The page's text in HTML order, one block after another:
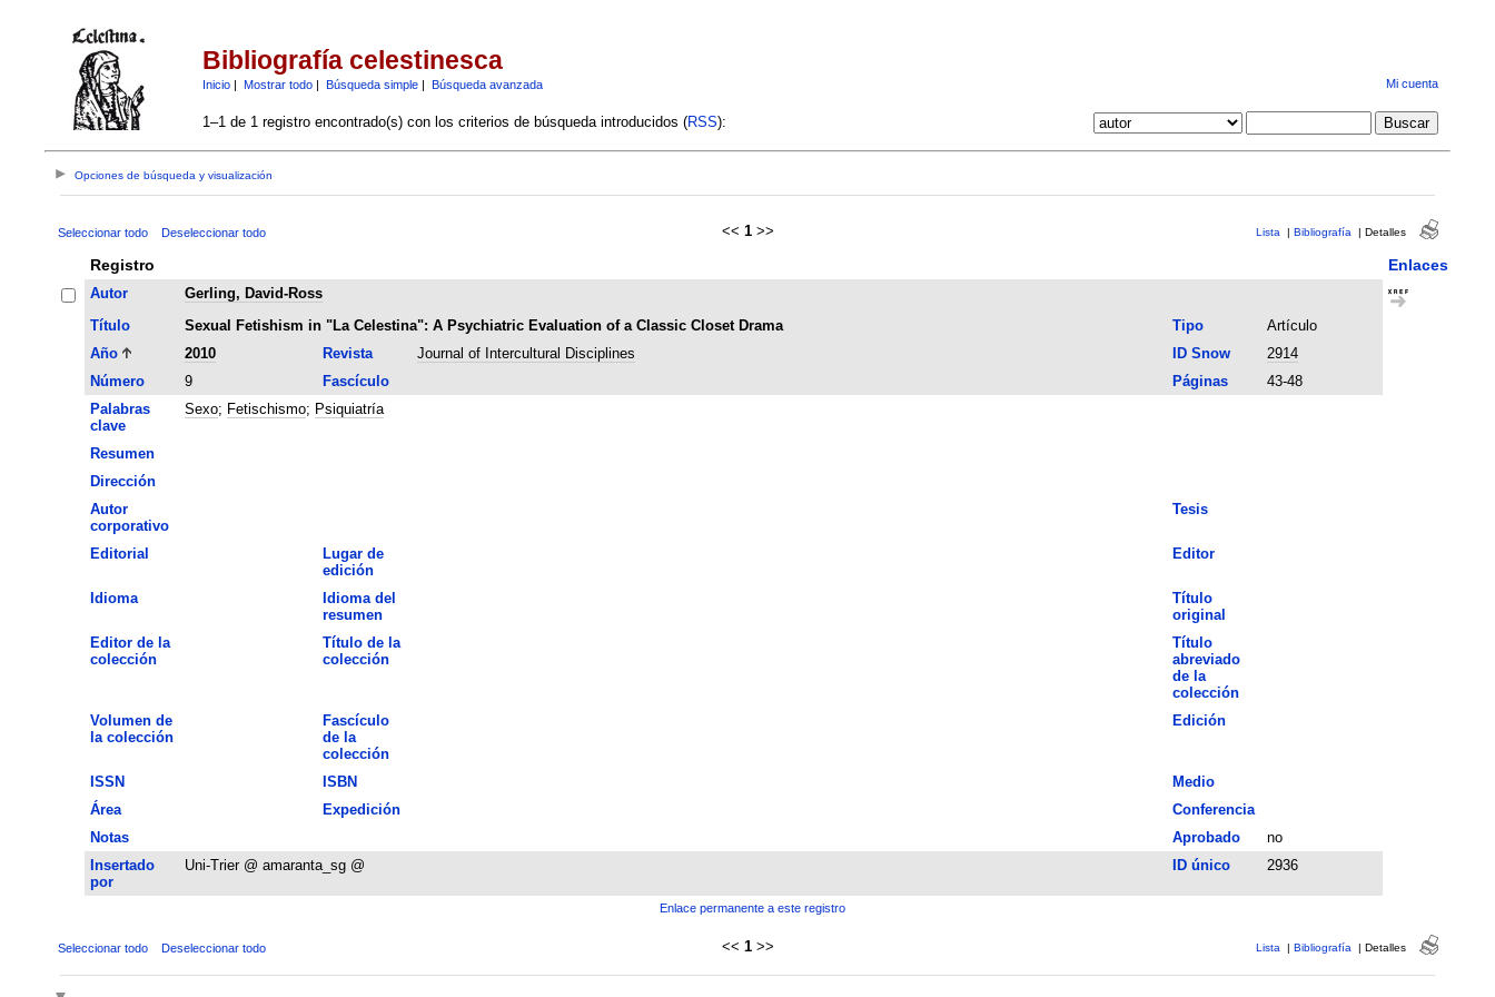
Bibliografía celestinesca
Inicio| Mostrar todo| Búsqueda simple| Búsqueda avanzada Mi cuenta
1–1 de 1 registro encontrado(s) con los criterios de búsqueda introducidos (RSS):
Opciones de búsqueda y visualización
Seleccionar todo Deseleccionar todo << 1 >> Lista | Bibliografía | Detalles
Registro Enlaces
Autor
Gerling, David-Ross
Título
Sexual Fetishism in "La Celestina": A Psychiatric Evaluation of a Classic Closet Drama Tipo
Artículo
Año
2010 Revista Journal of Intercultural Disciplines ID Snow
2914
Número
9 Fascículo Páginas
43-48
Palabras
clave
Sexo; Fetischismo; Psiquiatría
Resumen
Dirección
Autor
corporativo
Tesis
Editorial
Lugar de
edición
Editor
Idioma
Idioma del
resumen
Título
original
Editor de la
colección
Título de la
colección
Título
abreviado
de la
colección
Volumen de
la colección
Fascículo
de la
colección
Edición
ISSN ISBN
Medio
Área
Expedición
Conferencia
Notas
Aprobado
no
Insertado
por
Uni-Trier @ amaranta_sg @ ID único 2936
Enlace permanente a este registro
Seleccionar todo Deseleccionar todo << 1 >> Lista | Bibliografía | Detalles